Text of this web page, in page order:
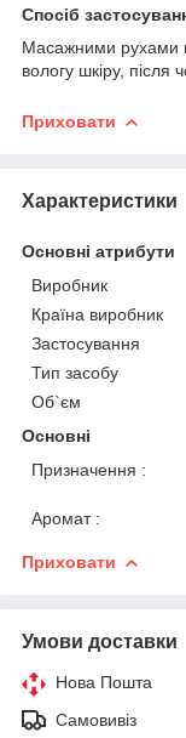
Спосіб
Масажними рухами
вологу шкіру, після
Приховати
Характеристики
Основні атрибути
Виробник
Країна виробник
Застосування
Тип засобу
Об`єм
Основні
Призначення :
Аромат :
Приховати
Умови доставки
Нова Пошта
Самовивіз